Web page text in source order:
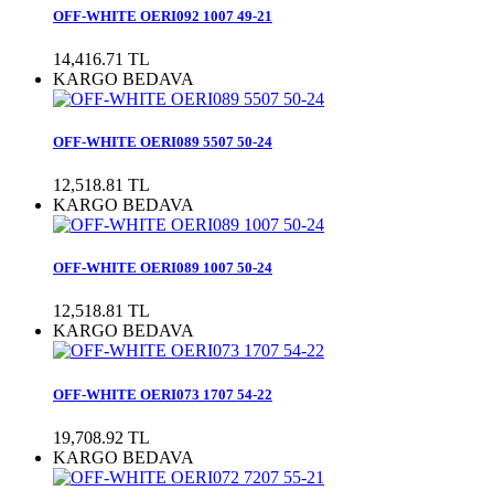
OFF-WHITE OERI092 1007 49-21
14,416.71 TL
KARGO BEDAVA
OFF-WHITE OERI089 5507 50-24
12,518.81 TL
KARGO BEDAVA
OFF-WHITE OERI089 1007 50-24
12,518.81 TL
KARGO BEDAVA
OFF-WHITE OERI073 1707 54-22
19,708.92 TL
KARGO BEDAVA